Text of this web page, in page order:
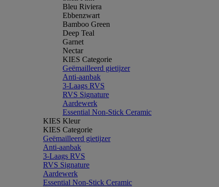
Bleu Riviera
Ebbenzwart
Bamboo Green
Deep Teal
Garnet
Nectar
KIES Categorie
Geëmailleerd gietijzer
Anti-aanbak
3-Laags RVS
RVS Signature
Aardewerk
Essential Non-Stick Ceramic
KIES Kleur
KIES Categorie
Geëmailleerd gietijzer
Anti-aanbak
3-Laags RVS
RVS Signature
Aardewerk
Essential Non-Stick Ceramic